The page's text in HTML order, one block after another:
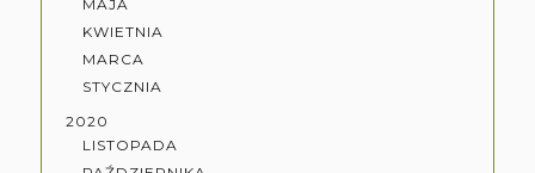
MAJA
KWIETNIA
MARCA
STYCZNIA
2020
LISTOPADA